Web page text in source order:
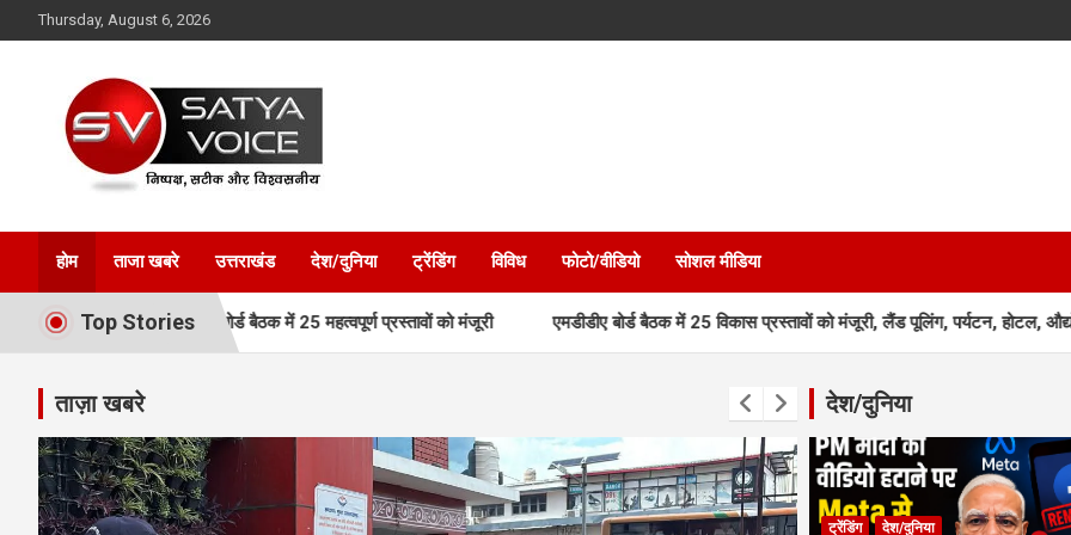
to
Thursday, August 6, 2026
Satya Voice
होम ताजा खबरे उत्तराखंड देश/दुनिया ट्रेंडिंग विविध फोटो/वीडियो सोशल मीडिया
Top Stories
MDDA बोर्ड बैठक में 25 महत्वपूर्ण प्रस्तावों को मंजूरी एमडीडीए बोर्ड बैठक में 25 विकास प्रस्तावों को मंजूरी, लैंड पूलिंग, पर्यटन, होटल, औद्योगिक भवन और
ताज़ा खबरे देश/दुनिया
ट्रेंडिंग देश/दुनिया